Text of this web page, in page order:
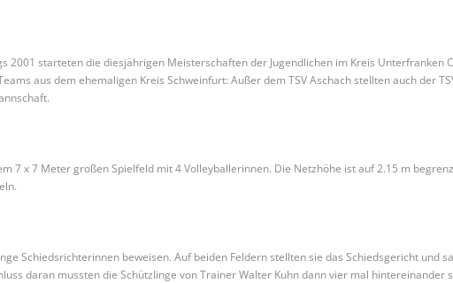
2001 starteten die diesjährigen Meisterschaften der Jugendlichen im Kreis Unterfranken
aus dem ehemaligen Kreis Schweinfurt: Außer dem TSV Aschach stellten auch der
7 x 7 Meter großen Spielfeld mit 4 Volleyballerinnen. Die Netzhöhe ist auf 2.15 m
Schiedsrichterinnen beweisen. Auf beiden Feldern stellten sie das Schiedsgericht und
daran mussten die Schützlinge von Trainer Walter Kuhn dann vier mal hintereinander